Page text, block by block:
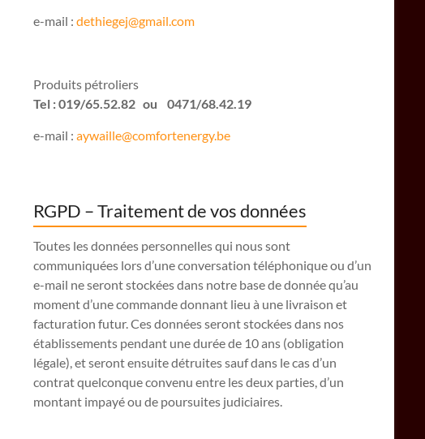
e-mail : dethiegej@gmail.com
Produits pétroliers
Tel : 019/65.52.82 ou 0471/68.42.19
e-mail : aywaille@comfortenergy.be
RGPD – Traitement de vos données
Toutes les données personnelles qui nous sont
communiquées lors d’une conversation téléphonique ou d’un
e-mail ne seront stockées dans notre base de donnée qu’au
moment d’une commande donnant lieu à une livraison et
facturation futur. Ces données seront stockées dans nos
établissements pendant une durée de 10 ans (obligation
légale), et seront ensuite détruites sauf dans le cas d’un
contrat quelconque convenu entre les deux parties, d’un
montant impayé ou de poursuites judiciaires.